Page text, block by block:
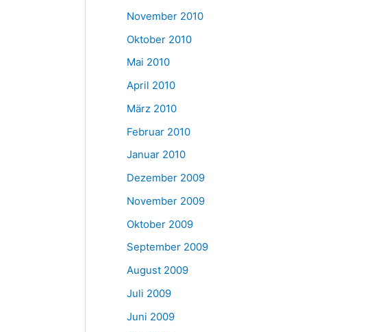
November 2010
Oktober 2010
Mai 2010
April 2010
März 2010
Februar 2010
Januar 2010
Dezember 2009
November 2009
Oktober 2009
September 2009
August 2009
Juli 2009
Juni 2009